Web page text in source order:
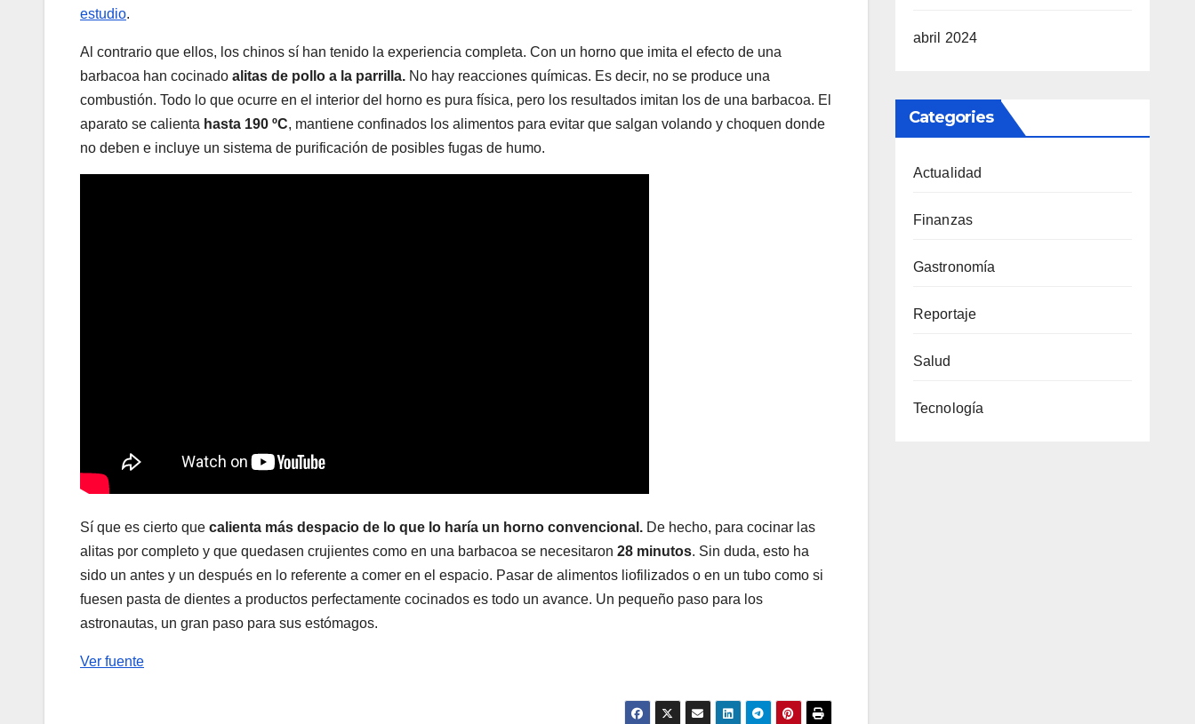
estudio.
Al contrario que ellos, los chinos sí han tenido la experiencia completa. Con un horno que imita el efecto de una
barbacoa han cocinado alitas de pollo a la parrilla. No hay reacciones químicas. Es decir, no se produce una
combustión. Todo lo que ocurre en el interior del horno es pura física, pero los resultados imitan los de una barbacoa. El
aparato se calienta hasta 190 ºC, mantiene confinados los alimentos para evitar que salgan volando y choquen donde
no deben e incluye un sistema de purificación de posibles fugas de humo.
Sí que es cierto que calienta más despacio de lo que lo haría un horno convencional. De hecho, para cocinar las
alitas por completo y que quedasen crujientes como en una barbacoa se necesitaron 28 minutos. Sin duda, esto ha
sido un antes y un después en lo referente a comer en el espacio. Pasar de alimentos liofilizados o en un tubo como si
fuesen pasta de dientes a productos perfectamente cocinados es todo un avance. Un pequeño paso para los
astronautas, un gran paso para sus estómagos.
Ver fuente
abril 2024
Categories
Actualidad
Finanzas
Gastronomía
Reportaje
Salud
Tecnología